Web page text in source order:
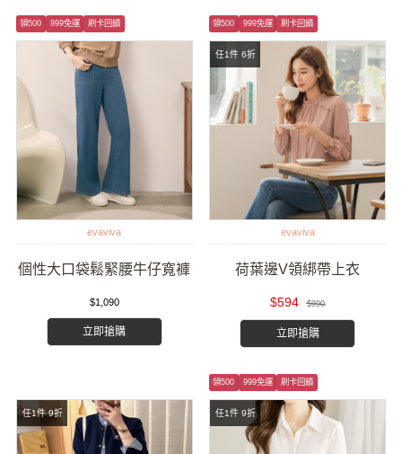
領500 999免運 刷卡回饋
evaviva
個性大口袋鬆緊腰牛仔寬褲
$1,090
立即搶購
任1件 6折
領500 999免運 刷卡回饋
evaviva
荷葉邊V領綁帶上衣
$594 $990
立即搶購
任1件 9折 任1件 9折
領500 999免運 刷卡回饋